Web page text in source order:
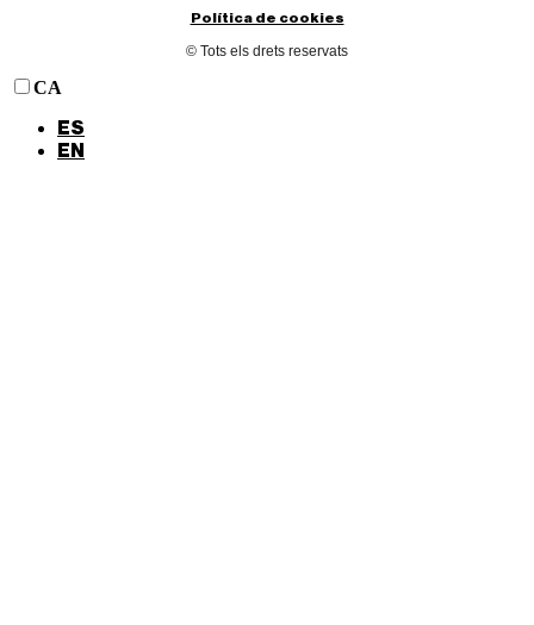
Política de cookies
© Tots els drets reservats
CA
ES
EN